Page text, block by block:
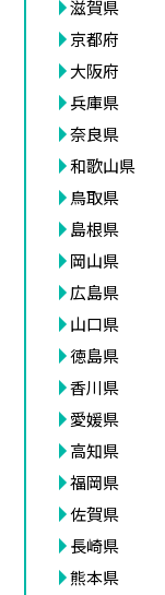
滋賀県
京都府
大阪府
兵庫県
奈良県
和歌山県
鳥取県
島根県
岡山県
広島県
山口県
徳島県
香川県
愛媛県
高知県
福岡県
佐賀県
長崎県
熊本県